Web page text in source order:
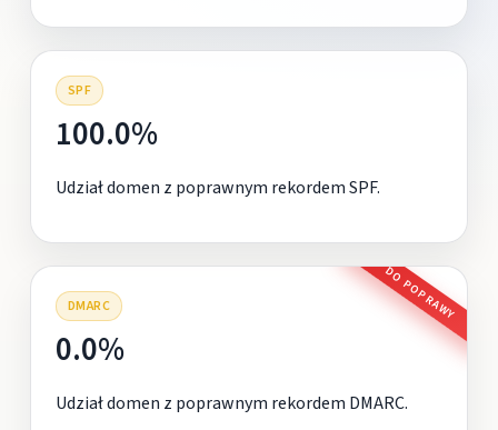
SPF
100.0%
Udział domen z poprawnym rekordem SPF.
DMARC DO POPRAWY
0.0%
Udział domen z poprawnym rekordem DMARC.